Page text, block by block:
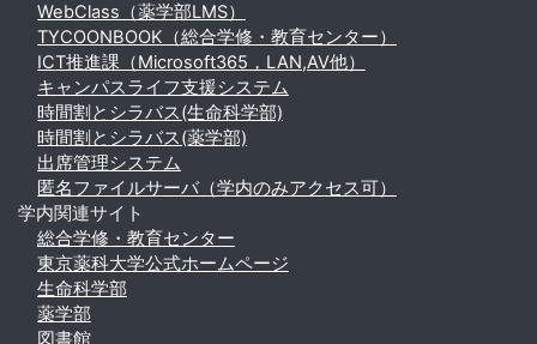
WebClass（薬学部LMS）
TYCOONBOOK（総合学修・教育センター）
ICT推進課（Microsoft365，LAN,AV他）
キャンパスライフ支援システム
時間割とシラバス(生命科学部)
時間割とシラバス(薬学部)
出席管理システム
匿名ファイルサーバ（学内のみアクセス可）
学内関連サイト
総合学修・教育センター
東京薬科大学公式ホームページ
生命科学部
薬学部
図書館